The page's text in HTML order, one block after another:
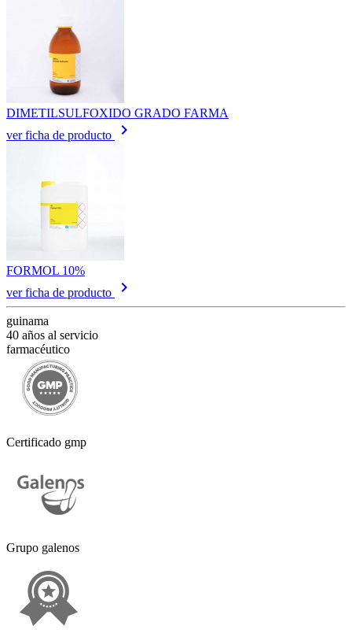
DIMETILSULFOXIDO GRADO FARMA
ver ficha de producto
keyboard_arrow_right
FORMOL 10%
ver ficha de producto
keyboard_arrow_right
guinama
40 años al servicio
farmacéutico
Certificado gmp
Grupo galenos